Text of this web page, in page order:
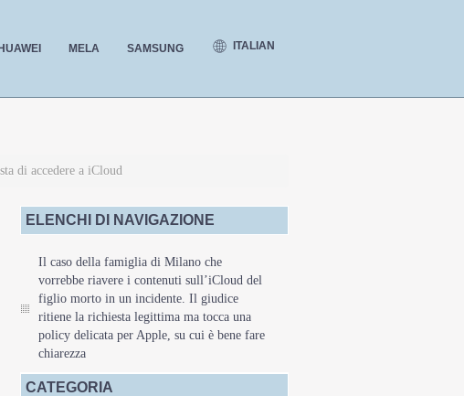
HUAWEI MELA SAMSUNG ITALIAN
di accedere a iCloud
ELENCHI DI NAVIGAZIONE
Il caso della famiglia di Milano che
vorrebbe riavere i contenuti sull’iCloud del
figlio morto in un incidente. Il giudice
ritiene la richiesta legittima ma tocca una
policy delicata per Apple, su cui è bene fare
chiarezza
CATEGORIA